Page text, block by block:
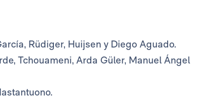
Rüdiger, Huijsen y Diego Aguado.
Tchouameni, Arda Güler, Manuel Ángel